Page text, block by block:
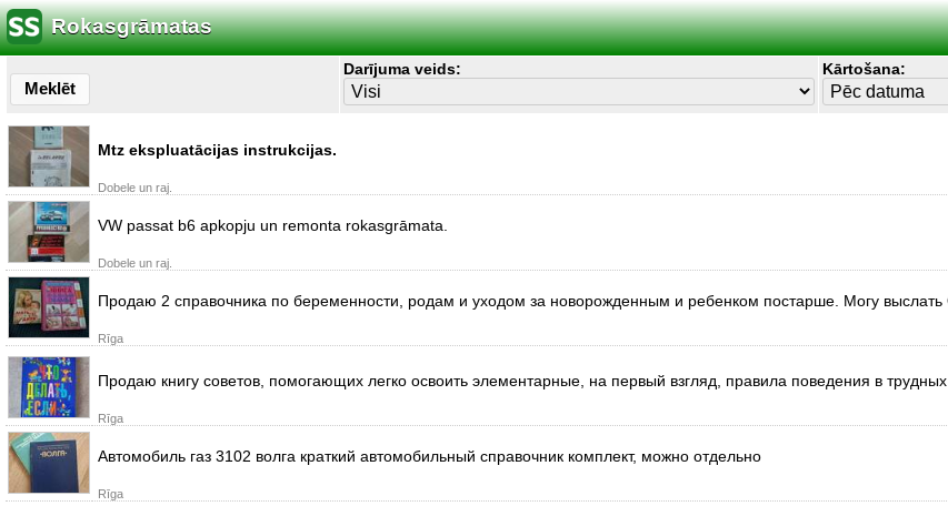
Rokasgrāmatas
Meklēt
Darījuma veids: Kārtošana:
Mtz ekspluatācijas instrukcijas.
Dobele un raj.
VW passat b6 apkopju un remonta rokasgrāmata.
Dobele un raj.
Продаю 2 справочника по беременности, родам и уходом за новорожденным и ребенком постарше. Могу
Rīga
Продаю книгу советов, помогающих легко освоить элементарные, на первый взгляд, правила поведения в
Rīga
Автомобиль газ 3102 волга краткий автомобильный справочник комплект, можно отдельно
Rīga